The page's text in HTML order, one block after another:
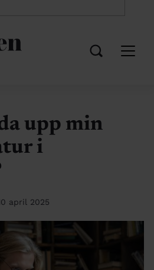
upp min
i
april 2025